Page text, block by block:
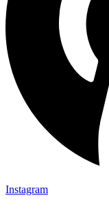
Instagram